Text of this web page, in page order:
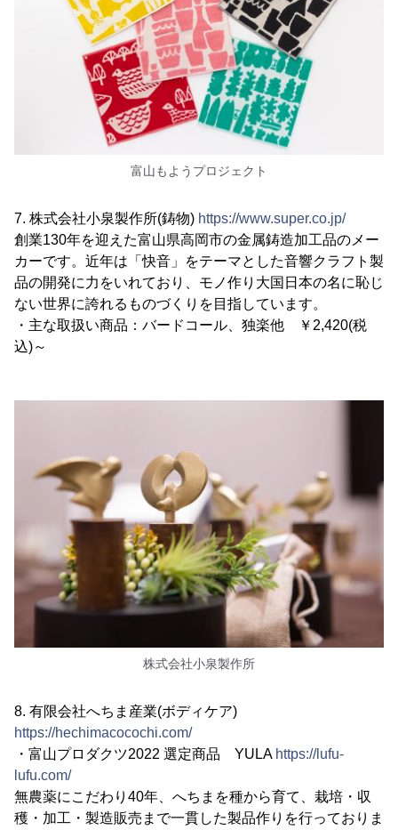
富山もようプロジェクト
7. 株式会社小泉製作所(鋳物) https://www.super.co.jp/
創業130年を迎えた富山県高岡市の金属鋳造加工品のメー
カーです。近年は「快音」をテーマとした音響クラフト製
品の開発に力をいれており、モノ作り大国日本の名に恥じ
ない世界に誇れるものづくりを目指しています。
・主な取扱い商品：バードコール、独楽他 ￥2,420(税
込)～
株式会社小泉製作所
8. 有限会社へちま産業(ボディケア)
https://hechimacocochi.com/
・富山プロダクツ2022 選定商品 YULA https://lufu-
lufu.com/
無農薬にこだわり40年、へちまを種から育て、栽培・収
穫・加工・製造販売まで一貫した製品作りを行っておりま